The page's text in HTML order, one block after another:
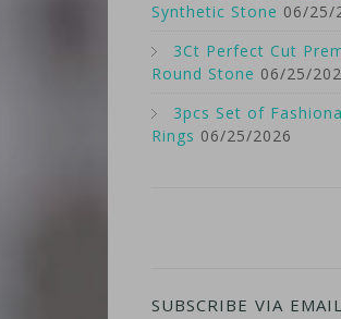
Synthetic Stone 06/25/
3Ct Perfect Cut
Round Stone 06/25/
3pcs Set of
Rings 06/25/2026
SUBSCRIBE VIA EMAIL